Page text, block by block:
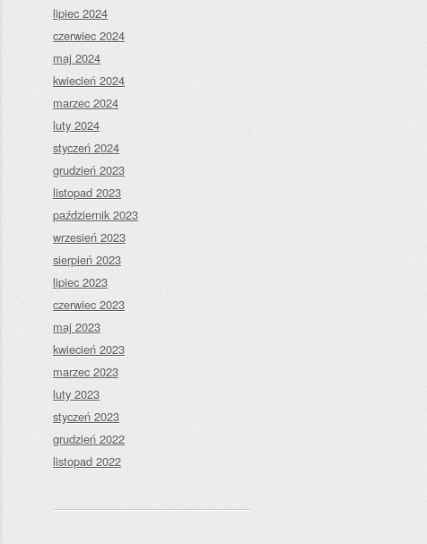
lipiec 2024
czerwiec 2024
maj 2024
kwiecień 2024
marzec 2024
luty 2024
styczeń 2024
grudzień 2023
listopad 2023
październik 2023
wrzesień 2023
sierpień 2023
lipiec 2023
czerwiec 2023
maj 2023
kwiecień 2023
marzec 2023
luty 2023
styczeń 2023
grudzień 2022
listopad 2022